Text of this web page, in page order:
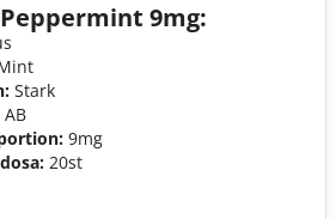
9mg:
Stark
AB
9mg
20st